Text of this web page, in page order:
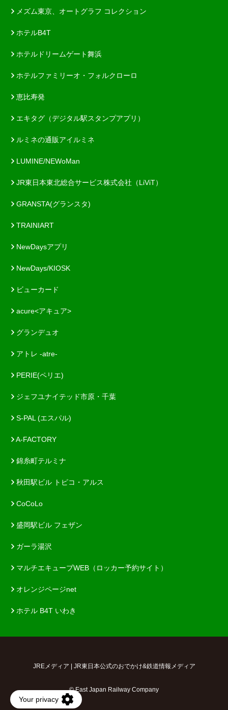
メズム東京、オートグラフ コレクション
ホテルB4T
ホテルドリームゲート舞浜
ホテルファミリーオ・フォルクローロ
恵比寿発
エキタグ（デジタル駅スタンプアプリ）
ルミネの通販アイルミネ
LUMINE/NEWoMan
JR東日本東北総合サービス株式会社（LiViT）
GRANSTA(グランスタ)
TRAINIART
NewDaysアプリ
NewDays/KIOSK
ビューカード
acure<アキュア>
グランデュオ
アトレ -atre-
PERIE(ペリエ)
ジェフユナイテッド市原・千葉
S-PAL (エスパル)
A-FACTORY
錦糸町テルミナ
秋田駅ビル トピコ・アルス
CoCoLo
盛岡駅ビル フェザン
ガーラ湯沢
マルチエキューブWEB（ロッカー予約サイト）
オレンジページnet
ホテル B4T いわき
JREメディア | JR東日本公式のおでかけ&鉄道情報メディア
© East Japan Railway Company